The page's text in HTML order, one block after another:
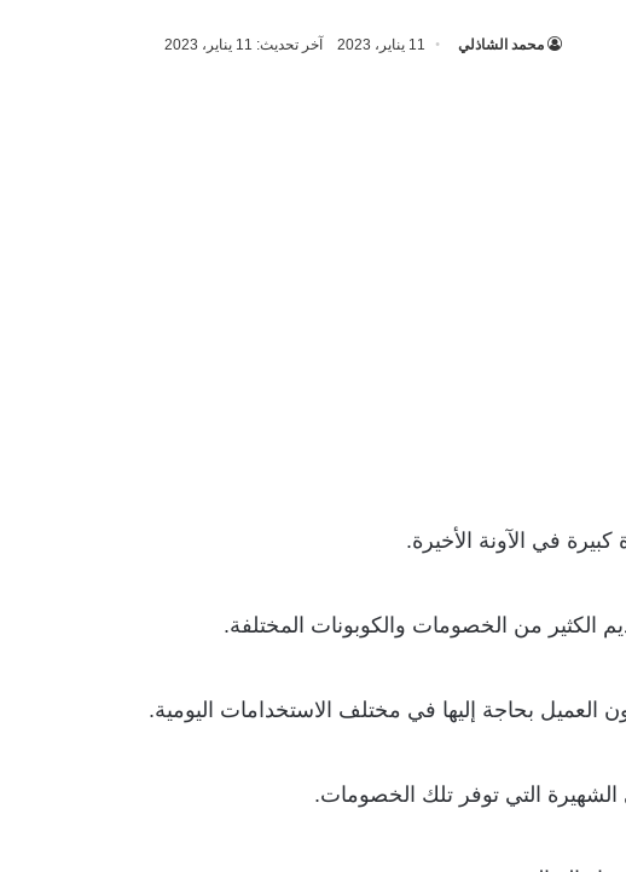
محمد الشاذلي 11 يناير، 2023 آخر تحديث: 11 يناير، 2023
في الآونة الأخيرة.
الكثير من الخصومات والكوبونات المختلفة.
العميل بحاجة إليها في مختلف الاستخدامات اليومية.
الشهيرة التي توفر تلك الخصومات.